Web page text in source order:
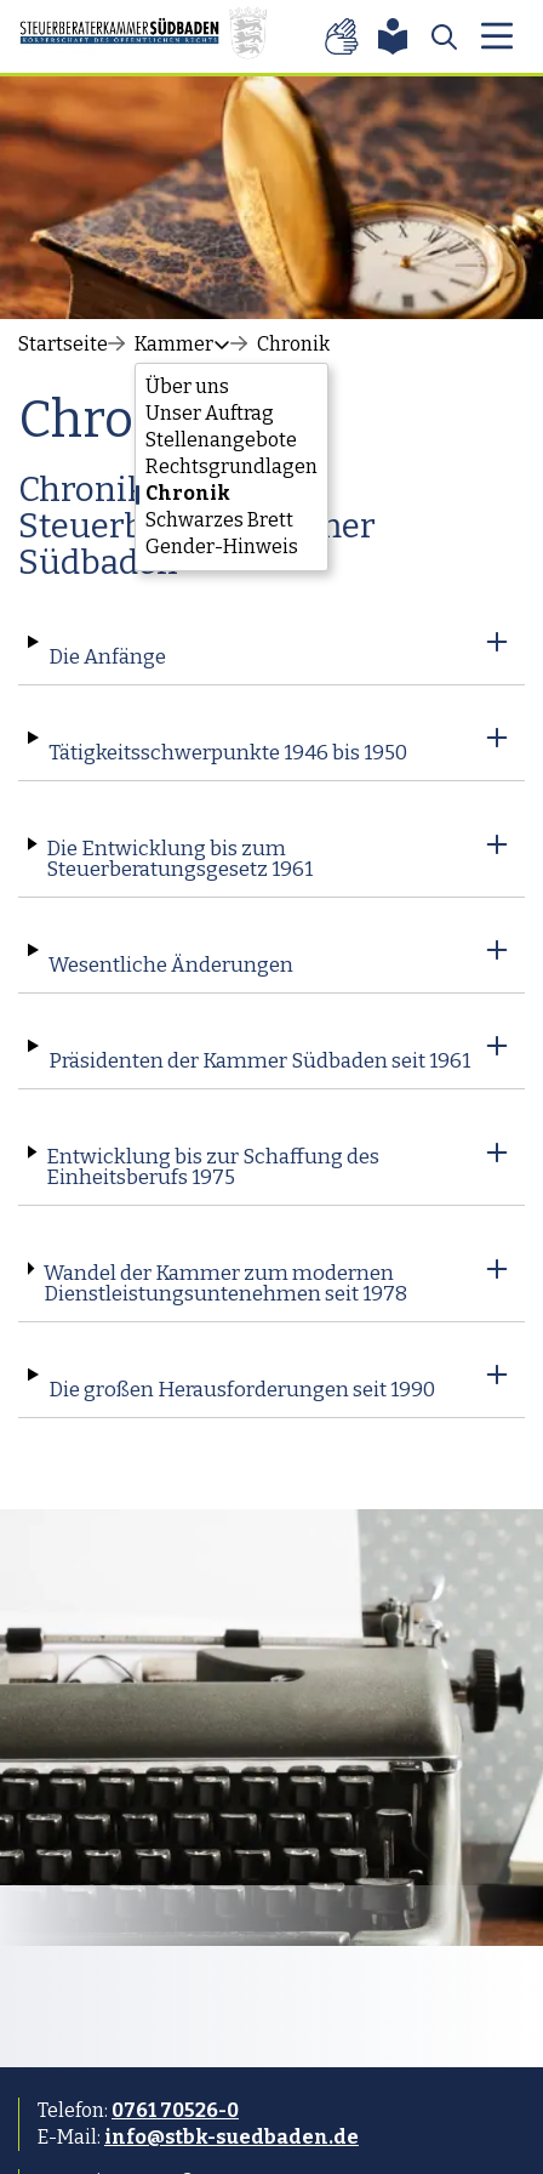
Zum Inhalt springen
Startseite
Kammer
Über uns
Unser Auftrag
Stellenangebote
Rechtsgrundlagen
Chronik
Schwarzes Brett
Gender-Hinweis
Chronik
Chronik
Chronik der
Steuerberaterkammer
Südbaden
Die Anfänge
Tätigkeitsschwerpunkte 1946 bis 1950
Die Entwicklung bis zum
Steuerberatungsgesetz 1961
Wesentliche Änderungen
Präsidenten der Kammer Südbaden seit 1961
Entwicklung bis zur Schaffung des
Einheitsberufs 1975
Wandel der Kammer zum modernen
Dienstleistungsuntenehmen seit 1978
Die großen Herausforderungen seit 1990
Telefon: 0761 70526-0
E-Mail: info@stbk-suedbaden.de